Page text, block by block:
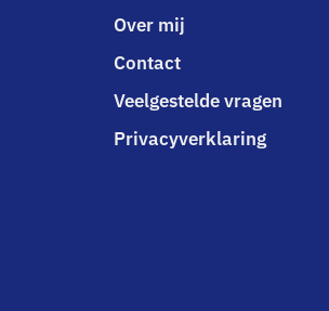
Over mij
Contact
Veelgestelde vragen
Privacyverklaring